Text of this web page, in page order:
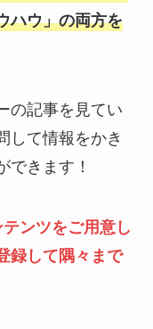
ハウ」の両方を
の記事を見てい
して情報をかき
できます！
ンツをご用意し
録して隅々まで